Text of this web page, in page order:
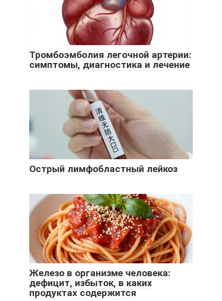
Тромбоэмболия легочной артерии:
симптомы, диагностика и лечение
Острый лимфобластный лейкоз
Железо в организме человека:
дефицит, избыток, в каких
продуктах содержится